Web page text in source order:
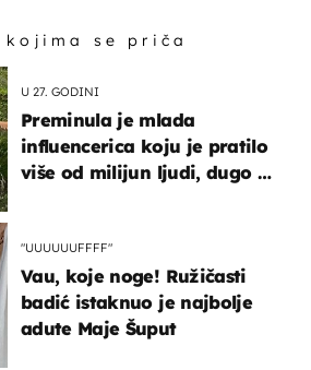
se priča
U 27. GODINI
Preminula je mlada
influencerica koju je pratilo
više od milijun ljudi, dugo se
"UUUUUUFFFF"
Vau, koje noge! Ružičasti
badić istaknuo je najbolje
adute Maje Šuput